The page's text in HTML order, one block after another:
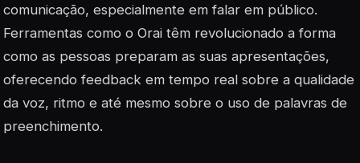
comunicação, especialmente em falar em público.
Ferramentas como o Orai têm revolucionado a forma
como as pessoas preparam as suas apresentações,
oferecendo feedback em tempo real sobre a qualidade
da voz, ritmo e até mesmo sobre o uso de palavras de
preenchimento.